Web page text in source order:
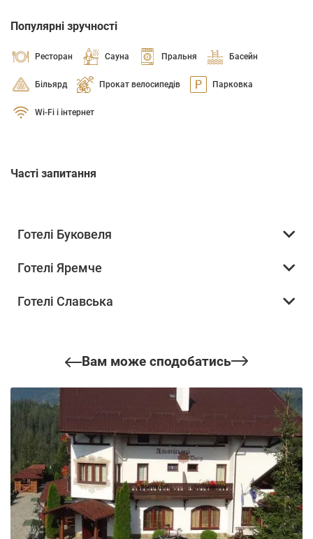
Популярні зручності
Ресторан Сауна Пральня Басейн
Більярд Прокат велосипедів Парковка
Wi-Fi і інтернет
Часті запитання
Готелі Буковеля
Готелі Яремче
Готелі Славська
Вам може сподобатись